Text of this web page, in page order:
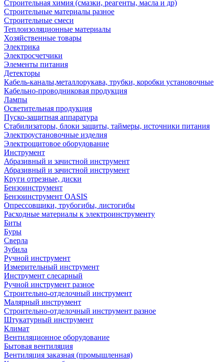
Строительная химия (смазки, реагенты, масла и др)
Строительные материалы разное
Строительные смеси
Теплоизоляционные материалы
Хозяйственные товары
Электрика
Электросчетчики
Элементы питания
Детекторы
Кабель-каналы,металлорукава, трубки, коробки установочные
Кабельно-проводниковая продукция
Лампы
Осветительная продукция
Пуско-защитная аппаратура
Стабилизаторы, блоки защиты, таймеры, источники питания
Электроустановочные изделия
Электрощитовое оборудование
Инструмент
Абразивный и зачистной инструмент
Абразивный и зачистной инструмент
Круги отрезные, диски
Бензоинструмент
Бензоинструмент OASIS
Опрессовщики, трубогибы, листогибы
Расходные материалы к электроинструменту
Биты
Буры
Сверла
Зубила
Ручной инструмент
Измерительный инструмент
Инструмент слесарный
Ручной инструмент разное
Строительно-отделочный инструмент
Малярный инструмент
Строительно-отделочный инструмент разное
Штукатурный инструмент
Климат
Вентиляционное оборудование
Бытовая вентиляция
Вентиляция заказная (промышленная)